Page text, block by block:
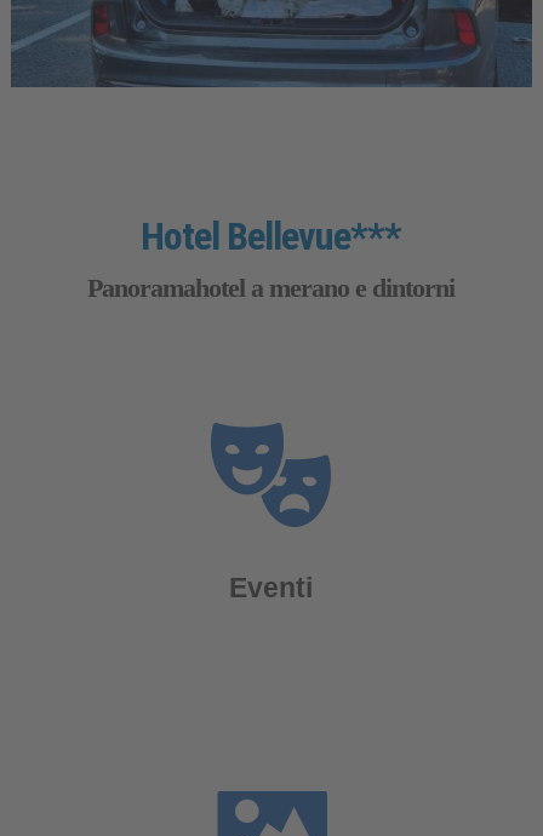
Hotel Bellevue***
Panoramahotel a merano e dintorni
Eventi